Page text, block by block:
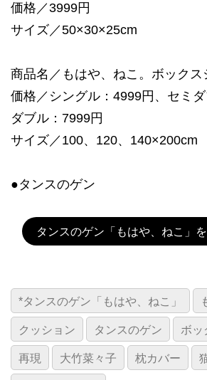
価格／3999円
サイズ／50×30×25cm
商品名／もはや、ねこ。ボックス
価格／シングル：4999円、セミダ
ダブル：7999円
サイズ／100、120、140×200cm
●タンスのゲン
タンスのゲン「もはや、ねこ」
*タンスのゲン「もはや、ねこ」
クッション タンスのゲン ボッ
再現 大竹菜々子 枕カバー